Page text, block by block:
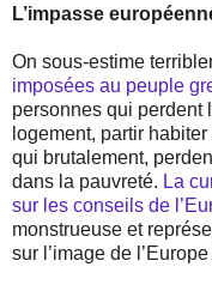
L’impasse
On sous-estime
imposées au peuple
personnes qui perdent
logement, partir
qui brutalement,
dans la pauvreté. La
sur les conseils de
monstrueuse et
sur l’image de